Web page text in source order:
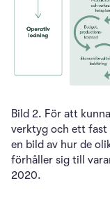
Bild 2. För att
verktyg och ett fast
en bild av hur de
förhåller sig till
2020.